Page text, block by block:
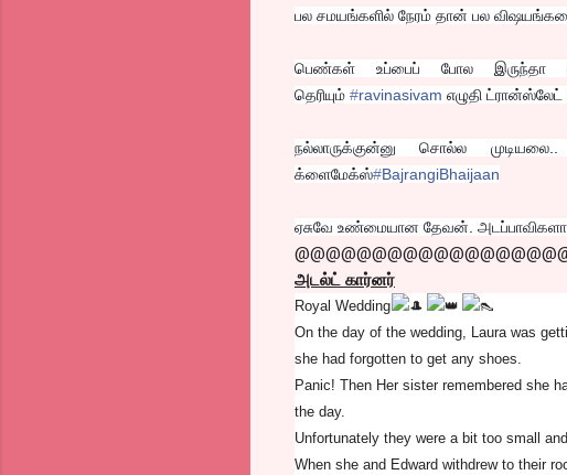
பல சமயங்களில் நேரம் தான் பல
பெண்கள் உப்பைப் போல இருந்தா
தெரியும் ‪#‎ravinasivam‬ எழுதி
நல்லாருக்குன்னு சொல்ல
க்ளைமேக்ஸ்‪#‎BajrangiBhaijaan‬
ஏசுவே உண்மையான தேவன். அடப்பாவிகளா
அடல்ட் கார்னர்
Royal Wedding
On the day of the wedding, Laura was
she had forgotten to get any shoes.
Panic! Then Her sister remembered she
the day.
Unfortunately they were a bit too small
When she and Edward withdrew to their